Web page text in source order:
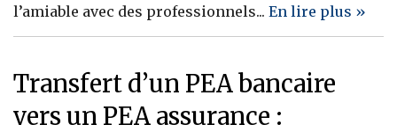
l’amiable avec des professionnels... En lire plus »
Transfert d’un PEA bancaire
vers un PEA assurance :